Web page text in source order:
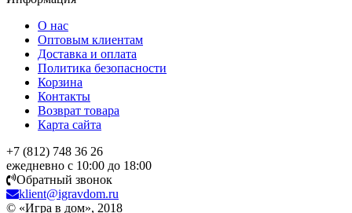
О нас
Оптовым клиентам
Доставка и оплата
Политика безопасности
Корзина
Контакты
Возврат товара
Карта сайта
+7 (812) 748 36 26
ежедневно с 10:00 до 18:00
Обратный звонок
klient@igravdom.ru
© «Игра в дом», 2018